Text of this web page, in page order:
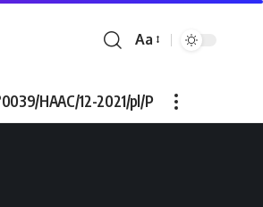
Font
Aa
HAAC/12-2021/pl/P